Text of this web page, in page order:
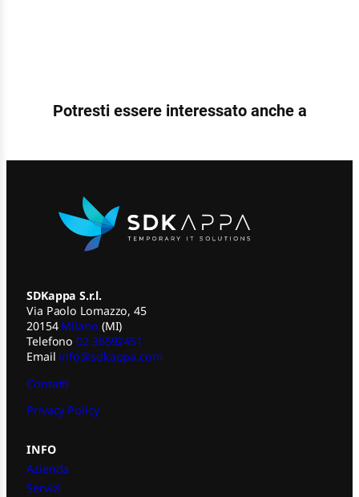
Potresti essere interessato anche a
SDKappa S.r.l.
Via Paolo Lomazzo, 45
20154 Milano (MI)
Telefono02 36592451
Email info@sdkappa.com
Contatti
Privacy Policy
INFO
Azienda
Servizi